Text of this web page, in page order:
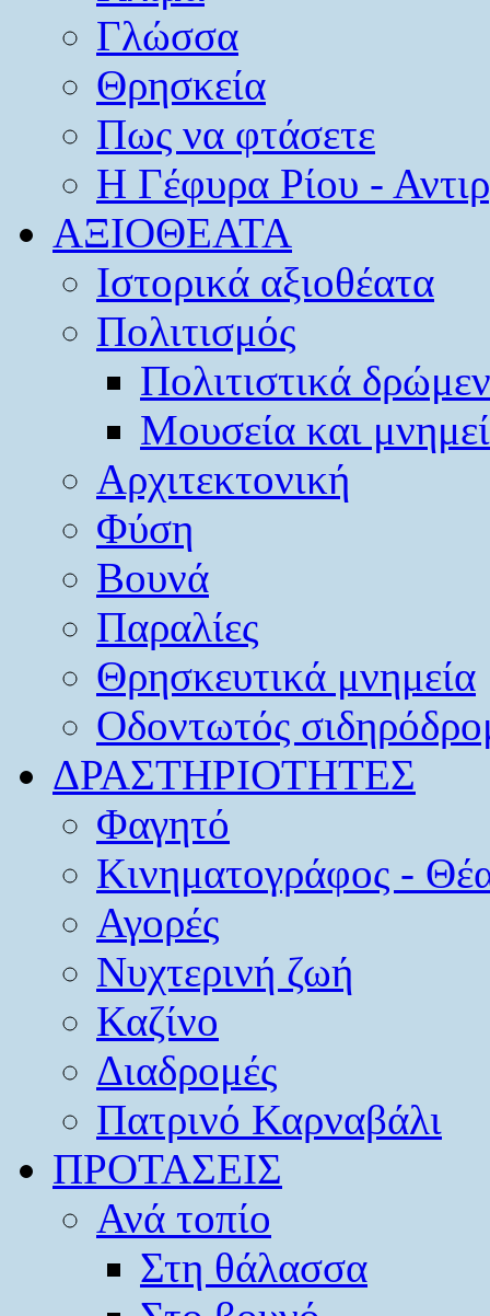
Γλώσσα
Θρησκεία
Πως να φτάσετε
Η Γέφυρα Ρίου -
ΑΞΙΟΘΕΑΤΑ
Ιστορικά αξιοθέατα
Πολιτισμός
Πολιτιστικά
Μουσεία και
Αρχιτεκτονική
Φύση
Βουνά
Παραλίες
Θρησκευτικά μνημεία
Οδοντωτός
ΔΡΑΣΤΗΡΙΟΤΗΤΕΣ
Φαγητό
Κινηματογράφος -
Αγορές
Νυχτερινή ζωή
Καζίνο
Διαδρομές
Πατρινό Καρναβάλι
ΠΡΟΤΑΣΕΙΣ
Ανά τοπίο
Στη θάλασσα